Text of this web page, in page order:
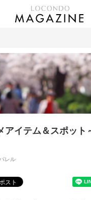
アイテム＆スポット
レル